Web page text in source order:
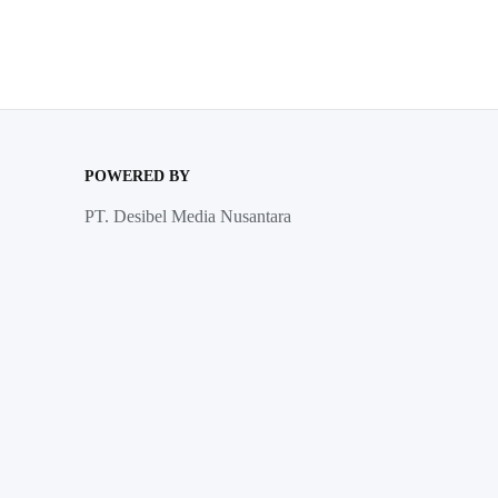
POWERED BY
PT. Desibel Media Nusantara